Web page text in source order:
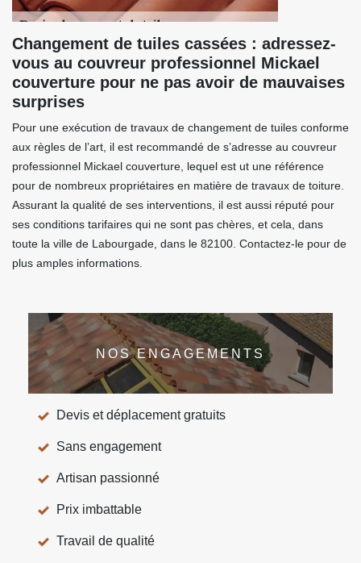
Changement de tuiles cassées : adressez-
vous au couvreur professionnel Mickael
couverture pour ne pas avoir de mauvaises
surprises
Pour une exécution de travaux de changement de tuiles conforme
aux règles de l’art, il est recommandé de s’adresse au couvreur
professionnel Mickael couverture, lequel est ut une référence
pour de nombreux propriétaires en matière de travaux de toiture.
Assurant la qualité de ses interventions, il est aussi réputé pour
ses conditions tarifaires qui ne sont pas chères, et cela, dans
toute la ville de Labourgade, dans le 82100. Contactez-le pour de
plus amples informations.
NOS ENGAGEMENTS
Devis et déplacement gratuits
Sans engagement
Artisan passionné
Prix imbattable
Travail de qualité